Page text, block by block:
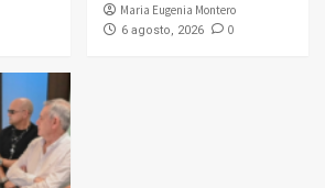
Maria Eugenia Montero
6 agosto, 2026 0